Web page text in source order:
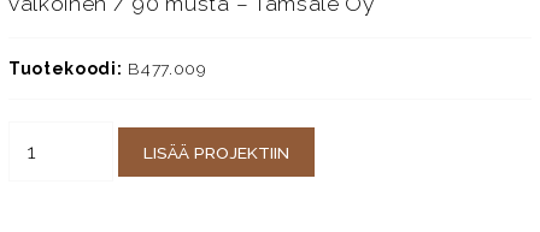
Tuotekoodi: B477.009
LISÄÄ PROJEKTIIN